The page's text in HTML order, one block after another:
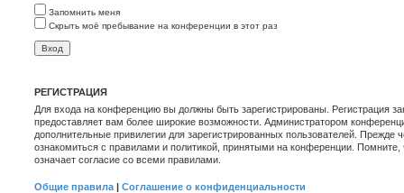
Запомнить меня
Скрыть моё пребывание на конференции в этот раз
РЕГИСТРАЦИЯ
Для входа на конференцию вы должны быть зарегистрированы. Регистрация
предоставляет вам более широкие возможности. Администратором
дополнительные привилегии для зарегистрированных пользователей. Прежде
ознакомиться с правилами и политикой, принятыми на конференции.
означает согласие со всеми правилами.
Общие правила | Соглашение о конфиденциальности